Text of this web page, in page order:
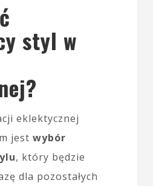
styl w
eklektycznej
jest wybór
, który będzie
dla pozostałych